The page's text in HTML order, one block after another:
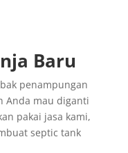
Baru
penampungan
Anda mau diganti
pakai jasa kami,
septic tank